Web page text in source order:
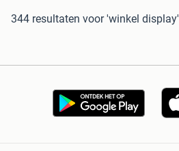
344 resultaten voor 'winkel display'